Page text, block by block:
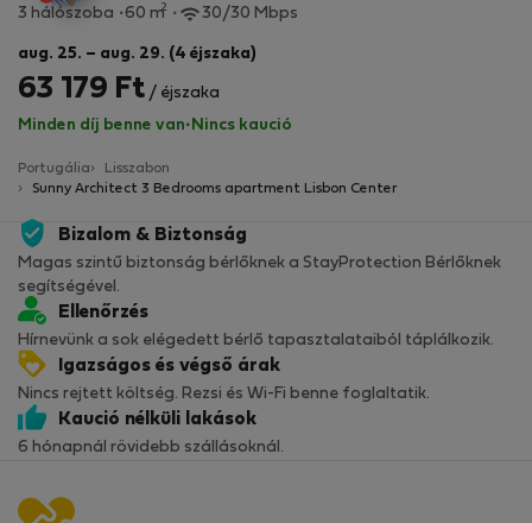
3 hálószoba
60 m2 30/30 Mbps
aug. 25. – aug. 29. (4 éjszaka)
63 179 Ft / éjszaka
Minden díj benne van· Nincs kaució
Portugália
Lisszabon
Sunny Architect 3 Bedrooms apartment Lisbon Center
Bizalom & Biztonság
Magas szintű biztonság bérlőknek a StayProtection Bérlőknek
segítségével.
Ellenőrzés
Hírnevünk a sok elégedett bérlő tapasztalataiból táplálkozik.
Igazságos és végső árak
Nincs rejtett költség. Rezsi és Wi-Fi benne foglaltatik.
Kaució nélküli lakások
6 hónapnál rövidebb szállásoknál.